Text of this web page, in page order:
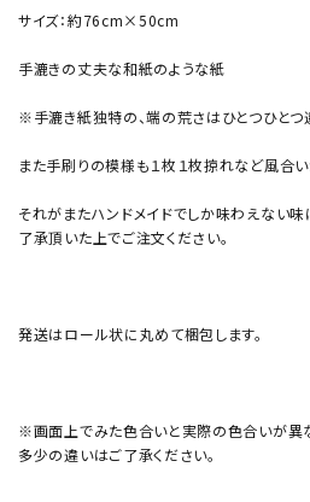
サイズ：約76cm×50cm
手漉きの丈夫な和紙のような紙
※手漉き紙独特の、端の荒さはひとつひとつ
また手刷りの模様も１枚１枚掠れなど風合い
それがまたハンドメイドでしか味わえない
了承頂いた上でご注文ください。
発送はロール状に丸めて梱包します。
※画面上でみた色合いと実際の色合いが異
多少の違いはご了承ください。